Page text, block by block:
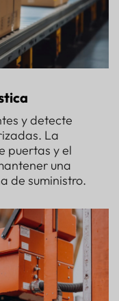
y detecte
La
puertas y el
una
de suministro.